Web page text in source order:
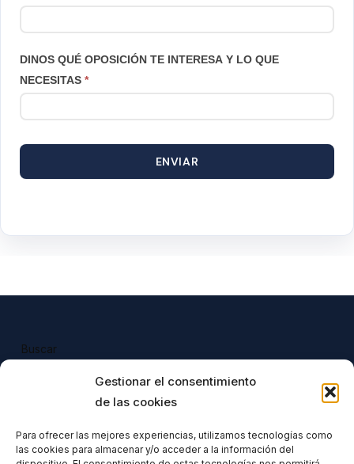
Gestionar el consentimiento
de las cookies
Para ofrecer las mejores experiencias, utilizamos tecnologías como
las cookies para almacenar y/o acceder a la información del
DINOS QUÉ OPOSICIÓN TE INTERESA Y LO QUE
NECESITAS *
ENVIAR
Buscar
Todos nuestros productos tienen